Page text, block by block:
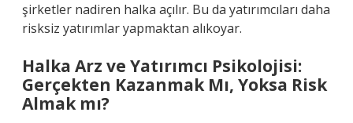
şirketler nadiren halka açılır. Bu da yatırımcıları daha
risksiz yatırımlar yapmaktan alıkoyar.
Halka Arz ve Yatırımcı Psikolojisi:
Gerçekten Kazanmak Mı, Yoksa Risk
Almak mı?